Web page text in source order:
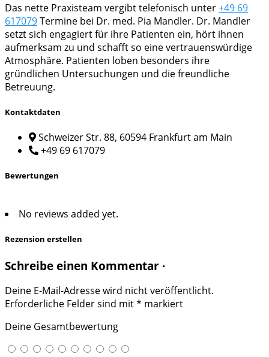
Das nette Praxisteam vergibt telefonisch unter+49 69
617079Termine bei Dr. med. Pia Mandler. Dr. Mandler
setzt sich engagiert für ihre Patienten ein, hört ihnen
aufmerksam zu und schafft so eine vertrauenswürdige
Atmosphäre. Patienten loben besonders ihre
gründlichen Untersuchungen und die freundliche
Betreuung.
Kontaktdaten
Schweizer Str. 88, 60594 Frankfurt am Main
+49 69 617079
Bewertungen
No reviews added yet.
Rezension erstellen
Schreibe einen Kommentar ·
Deine E-Mail-Adresse wird nicht veröffentlicht.
Erforderliche Felder sind mit* markiert
Deine Gesamtbewertung